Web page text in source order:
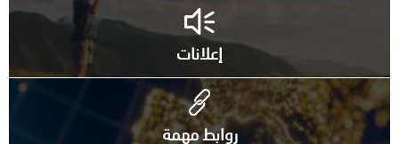
إعلانات
روابط مهمة